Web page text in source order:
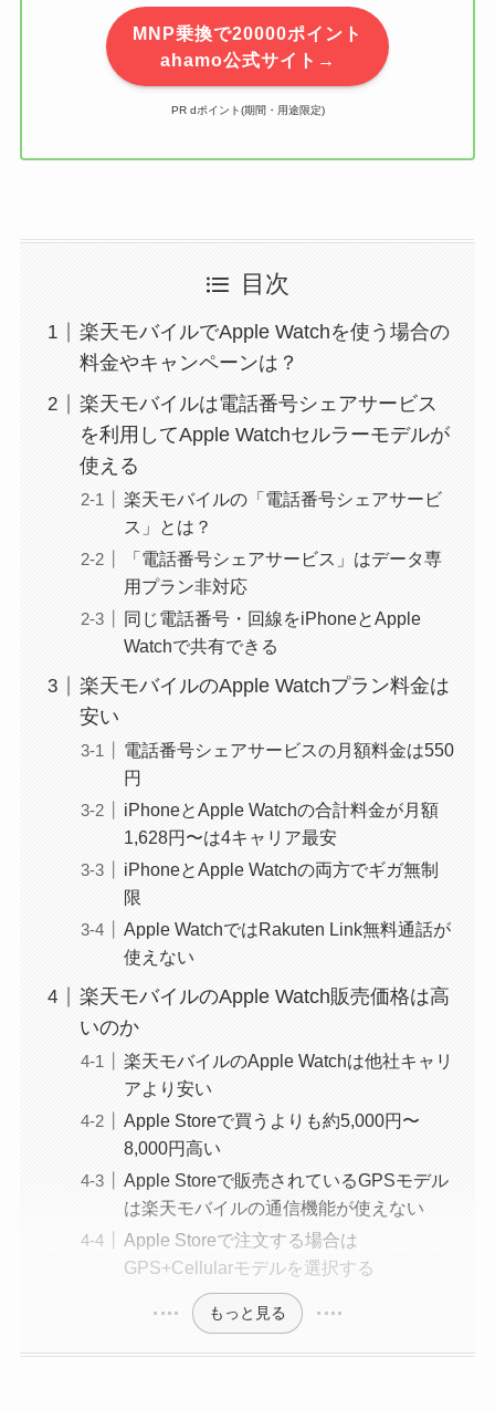
MNP乗換で20000ポイント
ahamo公式サイト→
PR dポイント(期間・用途限定)
目次
楽天モバイルでApple Watchを使う場合の
料金やキャンペーンは？
楽天モバイルは電話番号シェアサービス
を利用してApple Watchセルラーモデルが
使える
楽天モバイルの「電話番号シェアサービ
ス」とは？
「電話番号シェアサービス」はデータ専
用プラン非対応
同じ電話番号・回線をiPhoneとApple
Watchで共有できる
楽天モバイルのApple Watchプラン料金は
安い
電話番号シェアサービスの月額料金は550
円
iPhoneとApple Watchの合計料金が月額
1,628円〜は4キャリア最安
iPhoneとApple Watchの両方でギガ無制
限
Apple WatchではRakuten Link無料通話が
使えない
楽天モバイルのApple Watch販売価格は高
いのか
楽天モバイルのApple Watchは他社キャリ
アより安い
Apple Storeで買うよりも約5,000円〜
8,000円高い
Apple Storeで販売されているGPSモデル
は楽天モバイルの通信機能が使えない
Apple Storeで注文する場合は
GPS+Cellularモデルを選択する
もっと見る